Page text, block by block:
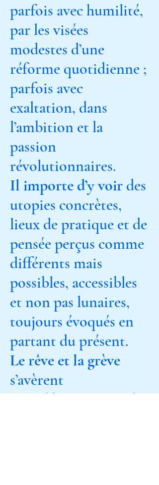
parfois avec humilité,
par les visées
modestes d’une
réforme quotidienne ;
parfois avec
exaltation, dans
l’ambition et la
passion
révolutionnaires.
Il importe d’y voir des
utopies concrètes,
lieux de pratique et de
pensée perçus comme
différents mais
possibles, accessibles
et non pas lunaires,
toujours évoqués en
partant du présent.
Le rêve et la grève
s’avèrent
complémentaires ; ils